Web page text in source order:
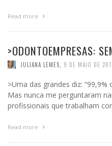
Read more
>ODONTOEMPRESAS:
JULIANA LEMES 9 DE MAIO DE
>Uma das grandes diz:
Mas nunca me perguntaram
profissionais que trabalham
Read more